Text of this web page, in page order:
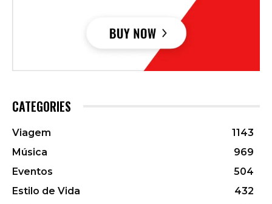
CATEGORIES
Viagem
1143
Música
969
Eventos
504
Estilo de Vida
432